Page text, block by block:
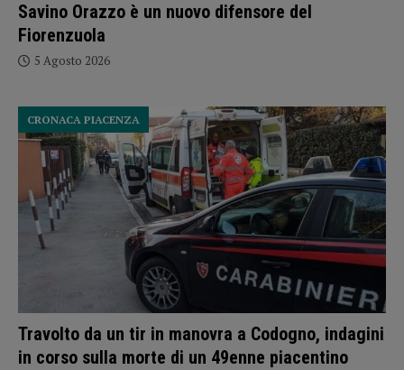
Savino Orazzo è un nuovo difensore del
Fiorenzuola
5 Agosto 2026
Travolto da un tir in manovra a Codogno, indagini
in corso sulla morte di un 49enne piacentino
CRONACA PIACENZA